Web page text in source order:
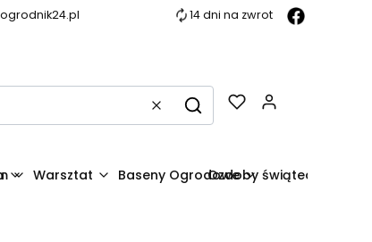
14 dni na zwrot
WyczyśćSzukaj
Warsztat Baseny OgrodoweOzdoby świąteczne